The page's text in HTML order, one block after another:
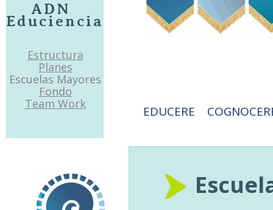
Estructura
Planes
Escuelas Mayores
Fondo
Team Work
ADN
Educiencia
Escuela
EDUCERE